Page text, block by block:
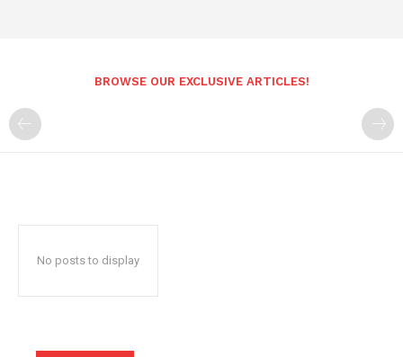
BROWSE OUR EXCLUSIVE ARTICLES!
No posts to display